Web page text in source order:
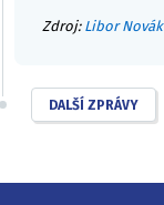
Zdroj: Libor Novák
DALŠÍ ZPRÁVY